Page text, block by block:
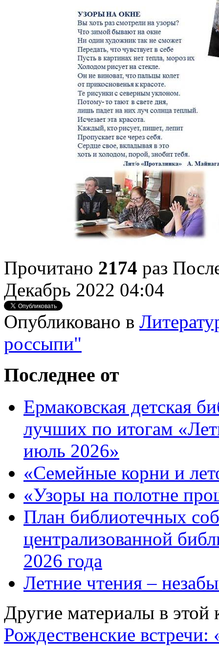
Прочитано 2174 раз
Декабрь 2022 04:04
Опубликовано в
россыпи"
Последнее от
Ермаковская детская
лучших по итогам
июль 2026»
«Семейные корни и
«Узоры на полотне
План библиотечных
централизованной
2026 года
Летние чтения –
Другие материалы в этой
Рождественские